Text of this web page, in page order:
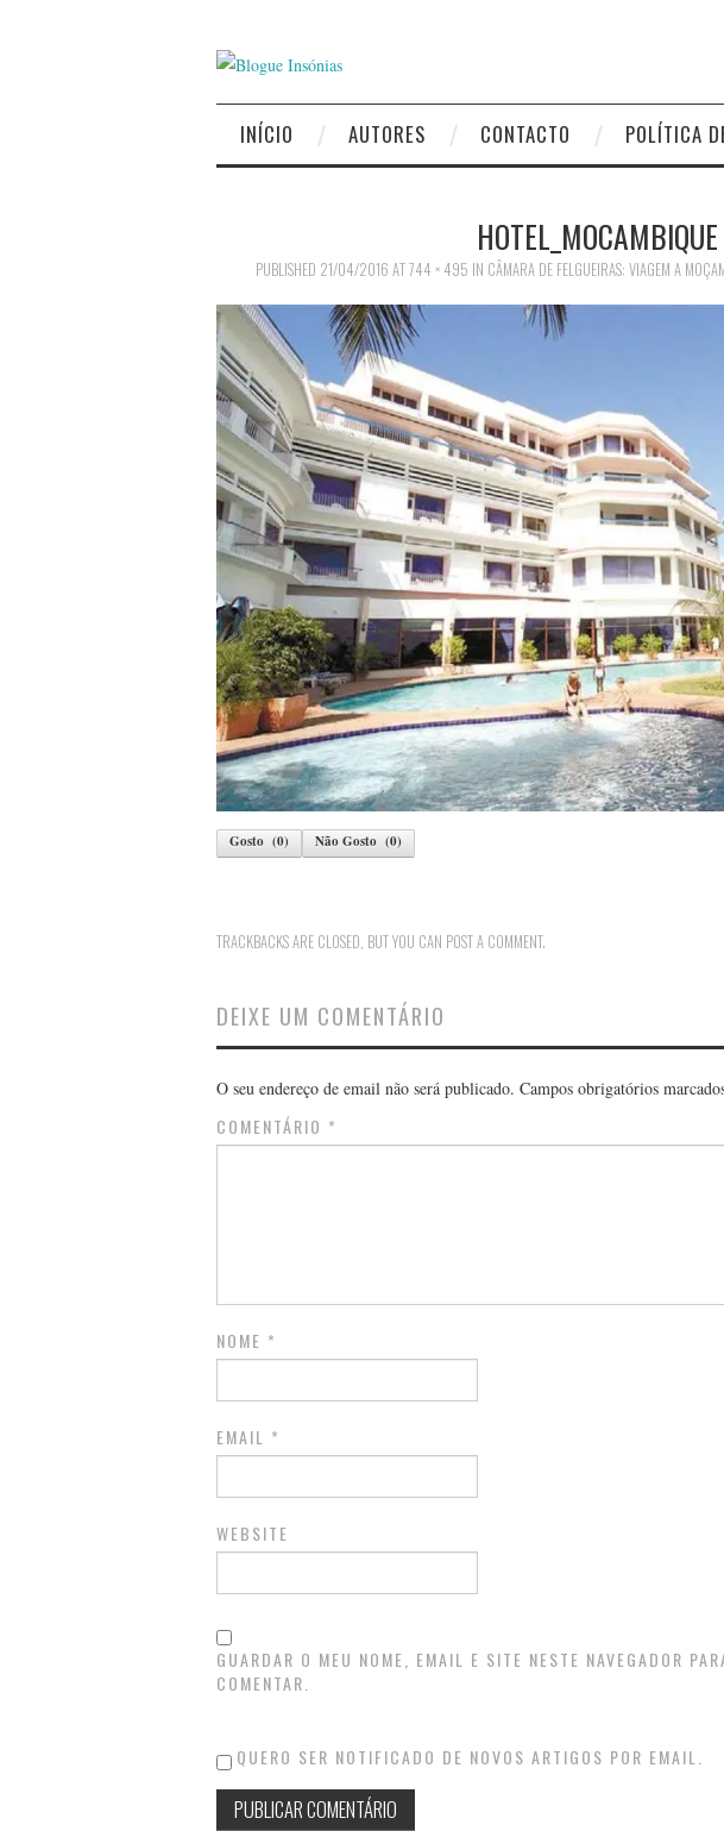
INÍCIO AUTORES CONTACTO POLÍTICA
HOTEL_MOCAMBIQUE
PUBLISHED 21/04/2016 AT744 × 495 IN CÂMARA DE FELGUEIRAS: VIAGEM A
Gosto (0) Não Gosto (0)
TRACKBACKS ARE CLOSED, BUT YOU CAN POST A COMMENT.
DEIXE UM COMENTÁRIO
O seu endereço de email não será publicado. Campos obrigatórios
COMENTÁRIO *
NOME *
EMAIL *
WEBSITE
GUARDAR O MEU NOME, EMAIL E SITE NESTE NAVEGADOR
COMENTAR.
QUERO SER NOTIFICADO DE NOVOS ARTIGOS POR EMAIL.